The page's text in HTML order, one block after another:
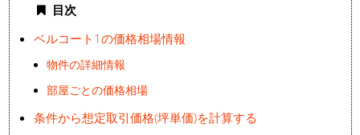
目次
ベルコート1の価格相場情報
物件の詳細情報
部屋ごとの価格相場
条件から想定取引価格(坪単価)を計算する